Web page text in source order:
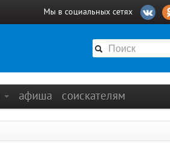
Мы в социальных сетях
афиша соискателям